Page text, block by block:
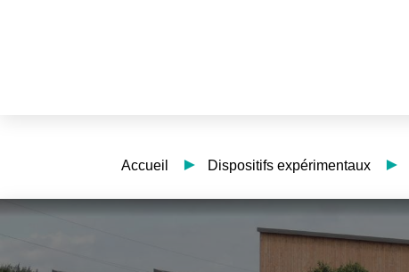
Accueil Dispositifs expérimentaux